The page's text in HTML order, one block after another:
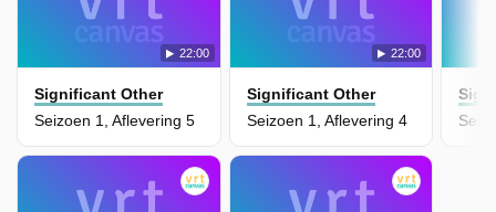
22:00
Significant Other
Seizoen 1, Aflevering 5
22:00
Significant Other
Seizoen 1, Aflevering 4